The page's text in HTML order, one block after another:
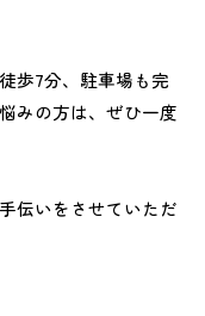
歩7分、駐車場も完
みの方は、ぜひ一度
伝いをさせていただ